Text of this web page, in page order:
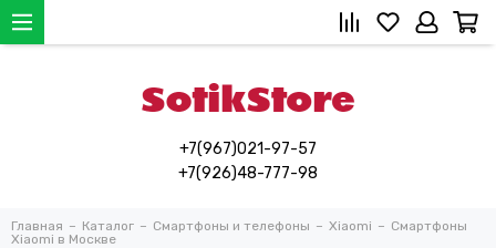
+7(967)021-97-57
+7(926)48-777-98
Главная Каталог Смартфоны и телефоны Xiaomi
Смартфоны
Xiaomi в Москве